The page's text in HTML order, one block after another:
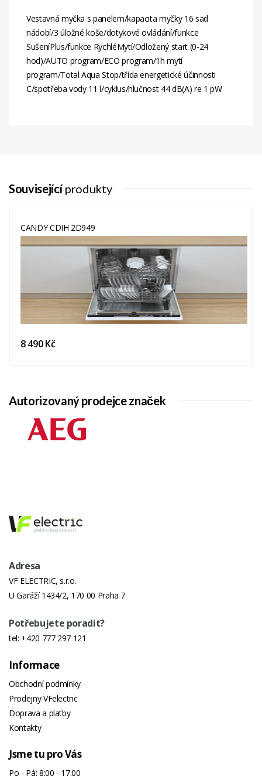
Vestavná myčka s panelem/kapacita myčky 16 sad
nádobí/3 úložné koše/dotykové ovládání/funkce
SušeníPlus/funkce RychléMytí/Odložený start (0-24
hod)/AUTO program/ECO program/1h mytí
program/Total Aqua Stop/třída energetické účinnosti
C/spotřeba vody 11 l/cyklus/hlučnost 44 dB(A) re 1 pW
Související produkty
CANDY CDIH 2D949
8 490 Kč
Autorizovaný prodejce značek
Adresa
VF ELECTRIC, s.r.o.
U Garáží 1434/2, 170 00 Praha 7
Potřebujete poradit?
tel: +420 777 297 121
Informace
Obchodní podmínky
Prodejny VFelectric
Doprava a platby
Kontakty
Jsme tu pro Vás
Po - Pá: 8:00 - 17:00